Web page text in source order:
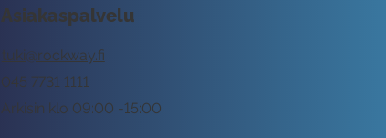
Asiakaspalvelu
tuki@rockway.fi
Arkisin klo 09:00 -15:00
045 7731 1111